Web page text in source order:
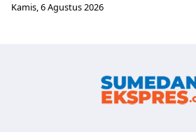
Kamis, 6 Agustus 2026